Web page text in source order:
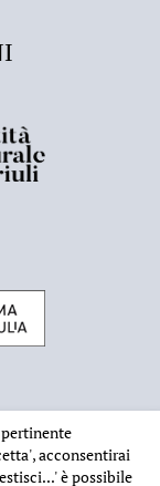
, acconsentirai
è possibile